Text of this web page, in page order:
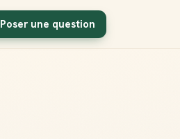
Poser une question